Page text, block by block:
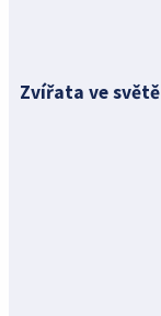
Zvířata ve světě